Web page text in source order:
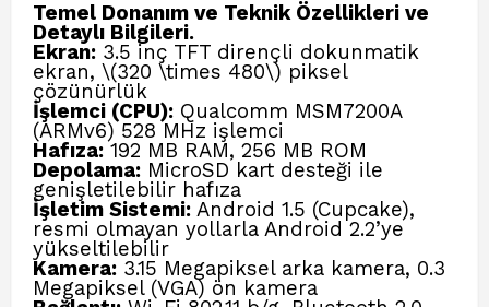
Temel Donanım ve Teknik Özellikleri ve
Detaylı Bilgileri.
Ekran: 3.5 inç TFT dirençli dokunmatik
ekran, \(320 \times 480\) piksel
çözünürlük
İşlemci (CPU): Qualcomm MSM7200A
(ARMv6) 528 MHz işlemci
Hafıza: 192 MB RAM, 256 MB ROM
Depolama: MicroSD kart desteği ile
genişletilebilir hafıza
İşletim Sistemi: Android 1.5 (Cupcake),
resmi olmayan yollarla Android 2.2’ye
yükseltilebilir
Kamera: 3.15 Megapiksel arka kamera, 0.3
Megapiksel (VGA) ön kamera